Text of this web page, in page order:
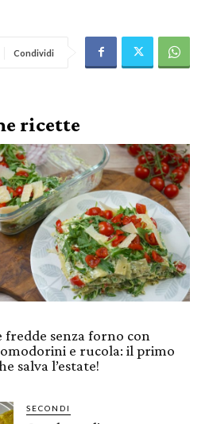
Condividi
ricette
fredde senza forno con
e rucola: il primo
salva l’estate!
SECONDI